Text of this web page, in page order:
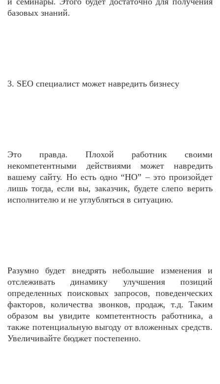
базовых знаний.
3. SEO специалист может навредить бизнесу
Это правда. Плохой работник своими
некомпетентными действиями может навредить
вашему сайту. Но есть одно “НО” – это произойдет
лишь тогда, если вы, заказчик, будете слепо верить
исполнителю и не углубляться в ситуацию.
Разумно будет внедрять небольшие изменения и
отслеживать динамику улучшения позиций
определенных поисковых запросов, поведенческих
факторов, количества звонков, продаж, т.д. Таким
образом вы увидите компетентность работника, а
также потенциальную выгоду от вложенных средств.
Увеличивайте бюджет постепенно.